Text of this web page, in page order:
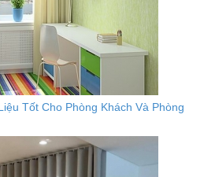
Tốt Cho Phòng Khách Và Phòng